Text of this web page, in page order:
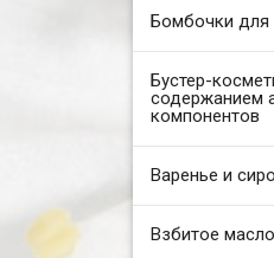
Бомбочки для
Бустер-
содержанием
компонентов
Варенье и
Взбитое масло